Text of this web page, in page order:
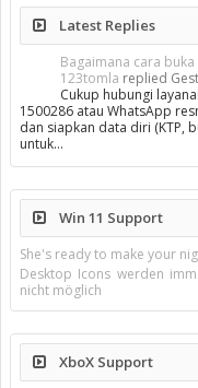
Latest Replies
Bagaimana cara
123tomla replied
Cukup hubungi
1500286 atau WhatsApp
dan siapkan data diri (KTP,
untuk…
Win 11 Support
She's ready to make your
Desktop Icons werden
nicht möglich
XboX Support